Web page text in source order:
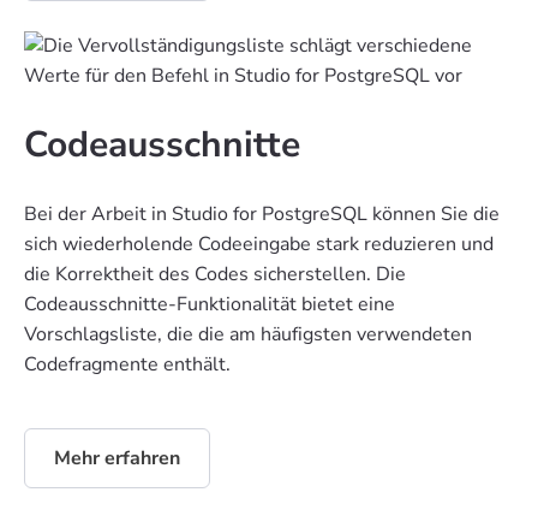
Codeausschnitte
Bei der Arbeit in Studio for PostgreSQL können Sie die
sich wiederholende Codeeingabe stark reduzieren und
die Korrektheit des Codes sicherstellen. Die
Codeausschnitte-Funktionalität bietet eine
Vorschlagsliste, die die am häufigsten verwendeten
Codefragmente enthält.
Mehr erfahren